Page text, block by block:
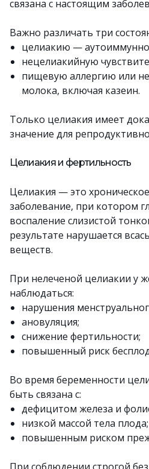
связана с настоящим
Важно различать три
целиакию —
нецелиакийную
пищевую аллергию или
молока, включая казеин.
Только целиакия имеет
значение для
Целиакия и фертильность
Целиакия — это
заболевание, при котором
воспаление слизистой
результате нарушается
веществ.
При нелеченой целиакии у
наблюдаться:
нарушения
ановуляция;
снижение фертильности;
повышенный риск
Во время беременности
быть связана с:
дефицитом железа и
низкой массой тела плода;
повышенным риском